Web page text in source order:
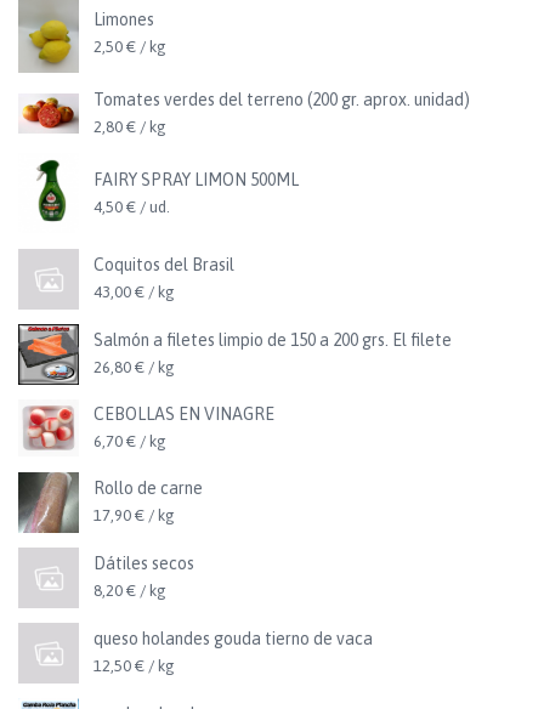
Limones
2,50 € / kg
Tomates verdes del terreno (200 gr. aprox. unidad)
2,80 € / kg
FAIRY SPRAY LIMON 500ML
4,50 € / ud.
Coquitos del Brasil
43,00 € / kg
Salmón a filetes limpio de 150 a 200 grs. El filete
26,80 € / kg
CEBOLLAS EN VINAGRE
6,70 € / kg
Rollo de carne
17,90 € / kg
Dátiles secos
8,20 € / kg
queso holandes gouda tierno de vaca
12,50 € / kg